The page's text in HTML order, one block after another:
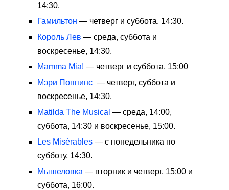
14:30.
Гамильтон — четверг и суббота, 14:30.
Король Лев — среда, суббота и
воскресенье, 14:30.
Mamma Mia! — четверг и суббота, 15:00
Мэри Поппинс — четверг, суббота и
воскресенье, 14:30.
Matilda The Musical — среда, 14:00,
суббота, 14:30 и воскресенье, 15:00.
Les Misérables — с понедельника по
субботу, 14:30.
Мышеловка — вторник и четверг, 15:00 и
суббота, 16:00.